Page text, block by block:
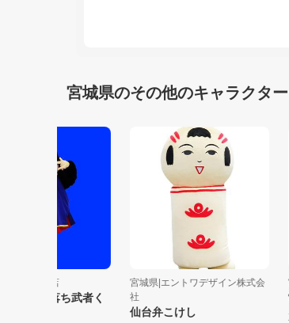
宮城県のその他のキャラクター
県|落ち武者商店
山おっち（落ち武者く
宮城県|エントワデザイン株式会
仙台弁こけし